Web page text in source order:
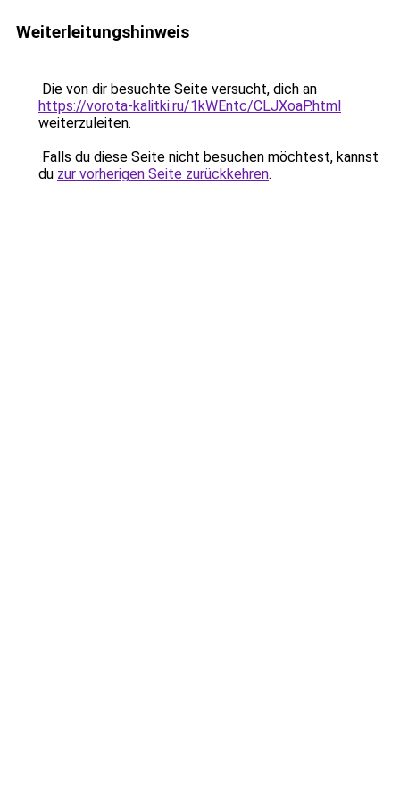
Weiterleitungshinweis
Die von dir besuchte Seite versucht, dich an
https://vorota-kalitki.ru/1kWEntc/CLJXoaP.html
weiterzuleiten.
Falls du diese Seite nicht besuchen möchtest, kannst
du zur vorherigen Seite zurückkehren.